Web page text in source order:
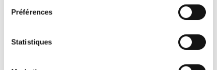
Si vous le permettez, nous aimerions également :
géographique qui peuvent être précises à plusieurs
Identifier votre appareil en l'analysant activement
Préférences
Statistiques
Sessions